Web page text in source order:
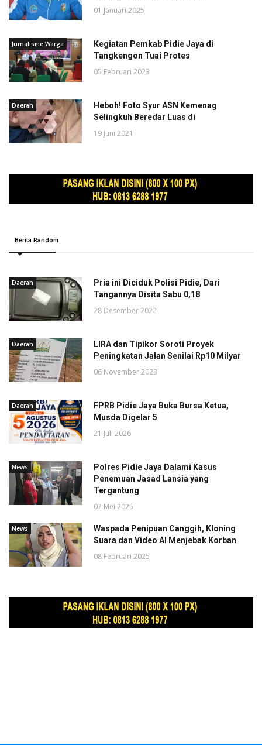
01 Januari 2025
Jurnalisme Warga
Kegiatan Pemkab Pidie Jaya di
Tangkengon Tuai Protes
05 Februari 2023
Daerah
Heboh! Foto Syur ASN Kemenag
Selingkuh Beredar Luas di
19 Juni 2021
Berita Random
Daerah
Pria ini Diciduk Polisi Pidie, Dari
Tangannya Disita Sabu 0,18
28 Desember 2022
Daerah
LIRA dan Tipikor Soroti Proyek
Peningkatan Jalan Senilai Rp10 Milyar
06 November 2023
Daerah
FPRB Pidie Jaya Buka Bursa Ketua,
Musda Digelar 5
21 Juli 2026
News
Polres Pidie Jaya Dalami Kasus
Penemuan Jasad Lansia yang
Tergantung
07 Mei 2025
News
Waspada Penipuan Canggih, Kloning
Suara dan Video AI Menjebak Korban
08 Februari 2025